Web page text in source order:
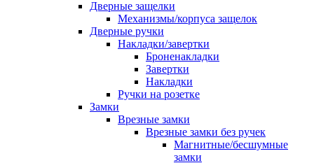
Дверные защелки
Механизмы/корпуса защелок
Дверные ручки
Накладки/завертки
Броненакладки
Завертки
Накладки
Ручки на розетке
Замки
Врезные замки
Врезные замки без ручек
Магнитные/бесшумные
замки